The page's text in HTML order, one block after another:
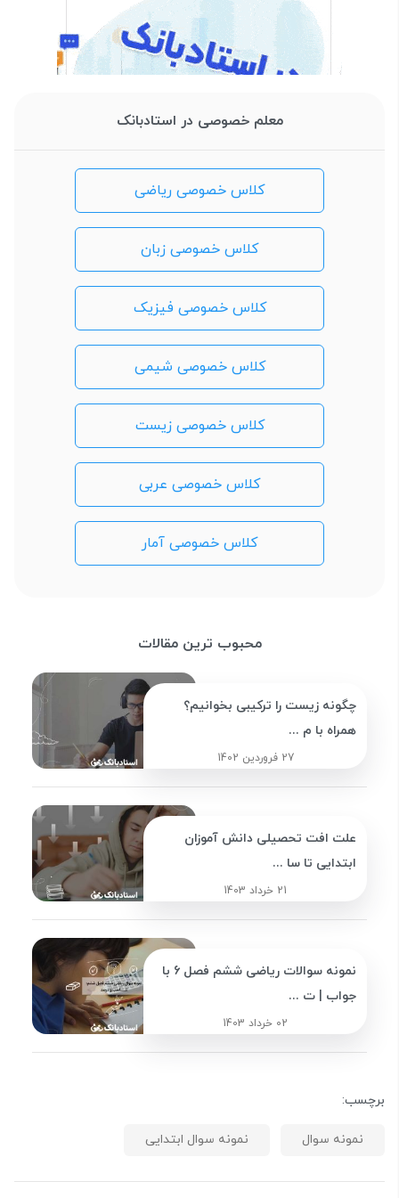
معلم خصوصی در استادبانک
کلاس خصوصی ریاضی
کلاس خصوصی زبان
کلاس خصوصی فیزیک
کلاس خصوصی شیمی
کلاس خصوصی زیست
کلاس خصوصی عربی
کلاس خصوصی آمار
محبوب ترین مقالات
چگونه زیست را ترکیبی بخوانیم؟
همراه با م ...
27 فروردین 1402
علت افت تحصیلی دانش آموزان
ابتدایی تا سا ...
21 خرداد 1403
نمونه سوالات ریاضی ششم فصل 6 با
جواب | ت ...
02 خرداد 1403
برچسب:
نمونه سوال نمونه سوال ابتدایی